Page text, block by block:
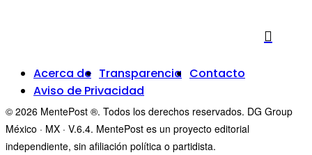
Acerca de Transparencia Contacto
Aviso de Privacidad
© 2026 MentePost ®. Todos los derechos reservados. DG Group
México · MX · V.6.4. MentePost es un proyecto editorial
independiente, sin afiliación política o partidista.